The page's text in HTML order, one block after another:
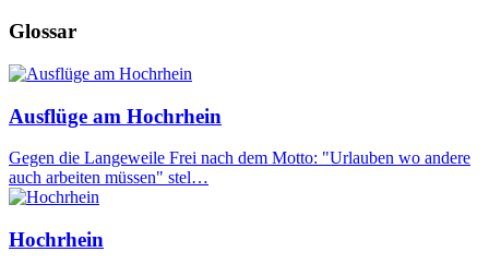
Glossar
Ausflüge am Hochrhein
Gegen die Langeweile Frei nach dem Motto: "Urlauben wo andere
auch arbeiten müssen" stel…
Hochrhein